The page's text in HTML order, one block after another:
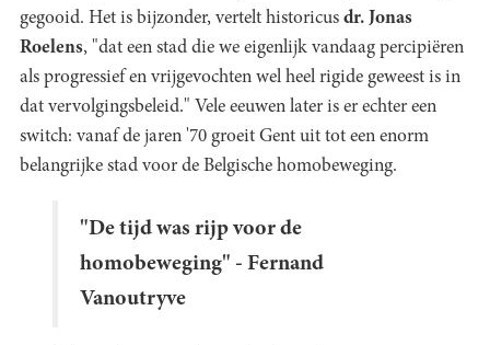
gegooid. Het is bijzonder, vertelt historicus dr. Jonas
Roelens, "dat een stad die we eigenlijk vandaag percipiëren
als progressief en vrijgevochten wel heel rigide geweest is in
dat vervolgingsbeleid." Vele eeuwen later is er echter een
switch: vanaf de jaren '70 groeit Gent uit tot een enorm
belangrijke stad voor de Belgische homobeweging.
"De tijd was rijp voor de
homobeweging" - Fernand
Vanoutryve